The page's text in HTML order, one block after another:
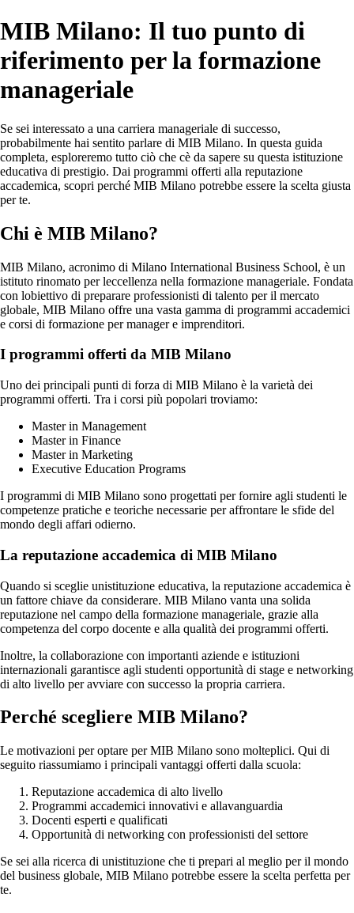
MIB Milano: Il tuo punto di
riferimento per la formazione
manageriale
Se sei interessato a una carriera manageriale di successo,
probabilmente hai sentito parlare di MIB Milano. In questa guida
completa, esploreremo tutto ciò che cè da sapere su questa istituzione
educativa di prestigio. Dai programmi offerti alla reputazione
accademica, scopri perché MIB Milano potrebbe essere la scelta giusta
per te.
Chi è MIB Milano?
MIB Milano, acronimo di Milano International Business School, è un
istituto rinomato per leccellenza nella formazione manageriale. Fondata
con lobiettivo di preparare professionisti di talento per il mercato
globale, MIB Milano offre una vasta gamma di programmi accademici
e corsi di formazione per manager e imprenditori.
I programmi offerti da MIB Milano
Uno dei principali punti di forza di MIB Milano è la varietà dei
programmi offerti. Tra i corsi più popolari troviamo:
Master in Management
Master in Finance
Master in Marketing
Executive Education Programs
I programmi di MIB Milano sono progettati per fornire agli studenti le
competenze pratiche e teoriche necessarie per affrontare le sfide del
mondo degli affari odierno.
La reputazione accademica di MIB Milano
Quando si sceglie unistituzione educativa, la reputazione accademica è
un fattore chiave da considerare. MIB Milano vanta una solida
reputazione nel campo della formazione manageriale, grazie alla
competenza del corpo docente e alla qualità dei programmi offerti.
Inoltre, la collaborazione con importanti aziende e istituzioni
internazionali garantisce agli studenti opportunità di stage e networking
di alto livello per avviare con successo la propria carriera.
Perché scegliere MIB Milano?
Le motivazioni per optare per MIB Milano sono molteplici. Qui di
seguito riassumiamo i principali vantaggi offerti dalla scuola:
Reputazione accademica di alto livello
Programmi accademici innovativi e allavanguardia
Docenti esperti e qualificati
Opportunità di networking con professionisti del settore
Se sei alla ricerca di unistituzione che ti prepari al meglio per il mondo
del business globale, MIB Milano potrebbe essere la scelta perfetta per
te.